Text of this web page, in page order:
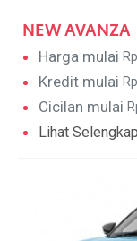
NEW AVANZA
Harga mulai Rp
Kredit mulai Rp
Cicilan mulai
Lihat